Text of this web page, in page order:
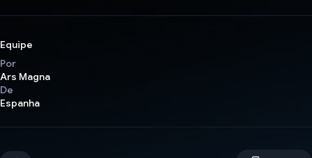
Equipe
Por
Ars Magna
De
Espanha